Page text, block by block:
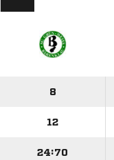
8
12
24:70